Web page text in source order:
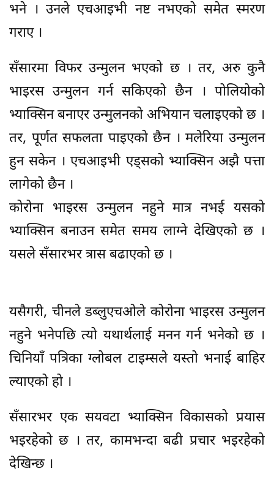
भने । उनले एचआइभी नष्ट नभएको समेत स्मरण
गराए ।
सँसारमा विफर उन्मुलन भएको छ । तर, अरु कुनै
भाइरस उन्मुलन गर्न सकिएको छैन । पोलियोको
भ्याक्सिन बनाएर उन्मुलनको अभियान चलाइएको छ ।
तर, पूर्णत सफलता पाइएको छैन । मलेरिया उन्मुलन
हुन सकेन । एचआइभी एड्सको भ्याक्सिन अझै पत्ता
लागेको छैन ।
कोरोना भाइरस उन्मुलन नहुने मात्र नभई यसको
भ्याक्सिन बनाउन समेत समय लाग्ने देखिएको छ ।
यसले सँसारभर त्रास बढाएको छ ।
यसैगरी, चीनले डब्लुएचओले कोरोना भाइरस उन्मुलन
नहुने भनेपछि त्यो यथार्थलाई मनन गर्न भनेको छ ।
चिनियाँ पत्रिका ग्लोबल टाइम्सले यस्तो भनाई बाहिर
ल्याएको हो ।
सँसारभर एक सयवटा भ्याक्सिन विकासको प्रयास
भइरहेको छ । तर, कामभन्दा बढी प्रचार भइरहेको
देखिन्छ ।